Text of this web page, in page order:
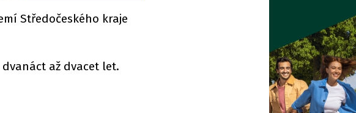
Středočeského kraje
až dvacet let.